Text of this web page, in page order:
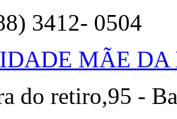
3412- 0504
MÃE DA
do retiro,95 -